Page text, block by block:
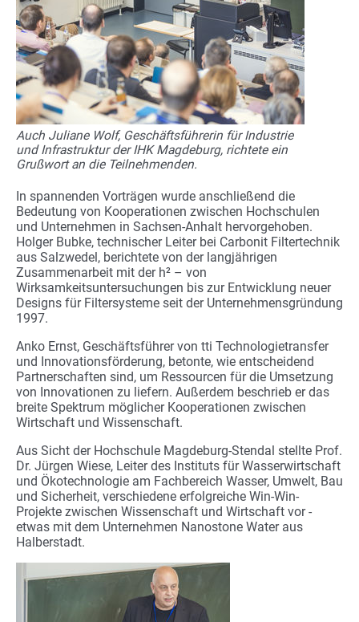
Auch Juliane Wolf, Geschäftsführerin für Industrie
und Infrastruktur der IHK Magdeburg, richtete ein
Grußwort an die Teilnehmenden.
In spannenden Vorträgen wurde anschließend die
Bedeutung von Kooperationen zwischen Hochschulen
und Unternehmen in Sachsen-Anhalt hervorgehoben.
Holger Bubke, technischer Leiter bei Carbonit Filtertechnik
aus Salzwedel, berichtete von der langjährigen
Zusammenarbeit mit der h² – von
Wirksamkeitsuntersuchungen bis zur Entwicklung neuer
Designs für Filtersysteme seit der Unternehmensgründung
1997.
Anko Ernst, Geschäftsführer von tti Technologietransfer
und Innovationsförderung, betonte, wie entscheidend
Partnerschaften sind, um Ressourcen für die Umsetzung
von Innovationen zu liefern. Außerdem beschrieb er das
breite Spektrum möglicher Kooperationen zwischen
Wirtschaft und Wissenschaft.
Aus Sicht der Hochschule Magdeburg-Stendal stellte Prof.
Dr. Jürgen Wiese, Leiter des Instituts für Wasserwirtschaft
und Ökotechnologie am Fachbereich Wasser, Umwelt, Bau
und Sicherheit, verschiedene erfolgreiche Win-Win-
Projekte zwischen Wissenschaft und Wirtschaft vor -
etwas mit dem Unternehmen Nanostone Water aus
Halberstadt.